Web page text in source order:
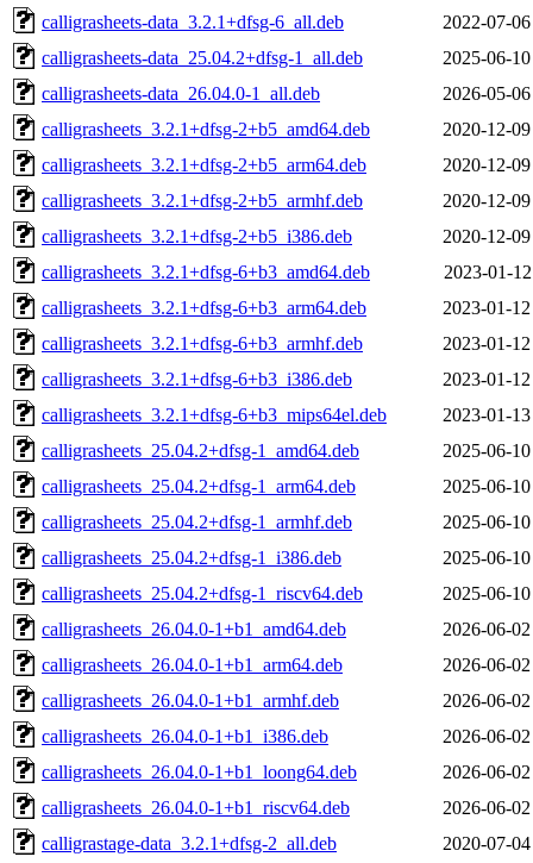
calligrasheets-data_3.2.1+dfsg-6_all.deb
2022-07-
calligrasheets-data_25.04.2+dfsg-1_all.deb
2025-06-
calligrasheets-data_26.04.0-1_all.deb
2026-05-
calligrasheets_3.2.1+dfsg-2+b5_amd64.deb
2020-12-
calligrasheets_3.2.1+dfsg-2+b5_arm64.deb
2020-12-
calligrasheets_3.2.1+dfsg-2+b5_armhf.deb
2020-12-
calligrasheets_3.2.1+dfsg-2+b5_i386.deb
2020-12-
calligrasheets_3.2.1+dfsg-6+b3_amd64.deb
2023-01-
calligrasheets_3.2.1+dfsg-6+b3_arm64.deb
2023-01-
calligrasheets_3.2.1+dfsg-6+b3_armhf.deb
2023-01-
calligrasheets_3.2.1+dfsg-6+b3_i386.deb
2023-01-
calligrasheets_3.2.1+dfsg-6+b3_mips64el.deb
2023-01-
calligrasheets_25.04.2+dfsg-1_amd64.deb
2025-06-
calligrasheets_25.04.2+dfsg-1_arm64.deb
2025-06-
calligrasheets_25.04.2+dfsg-1_armhf.deb
2025-06-
calligrasheets_25.04.2+dfsg-1_i386.deb
2025-06-
calligrasheets_25.04.2+dfsg-1_riscv64.deb
2025-06-
calligrasheets_26.04.0-1+b1_amd64.deb
2026-06-
calligrasheets_26.04.0-1+b1_arm64.deb
2026-06-
calligrasheets_26.04.0-1+b1_armhf.deb
2026-06-
calligrasheets_26.04.0-1+b1_i386.deb
2026-06-
calligrasheets_26.04.0-1+b1_loong64.deb
2026-06-
calligrasheets_26.04.0-1+b1_riscv64.deb
2026-06-
calligrastage-data_3.2.1+dfsg-2_all.deb
2020-07-